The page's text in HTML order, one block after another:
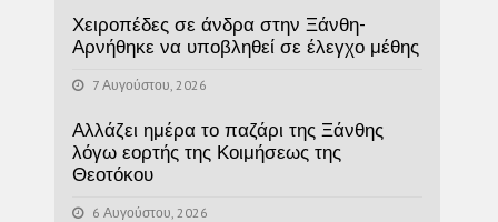
Χειροπέδες σε άνδρα στην Ξάνθη-
Αρνήθηκε να υποβληθεί σε έλεγχο μέθης
7 Αυγούστου, 2026
Αλλάζει ημέρα το παζάρι της Ξάνθης
λόγω εορτής της Κοιμήσεως της
Θεοτόκου
6 Αυγούστου, 2026